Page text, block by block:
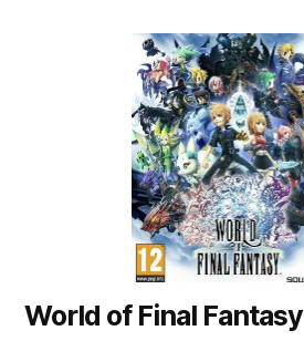
World of Final Fantasy